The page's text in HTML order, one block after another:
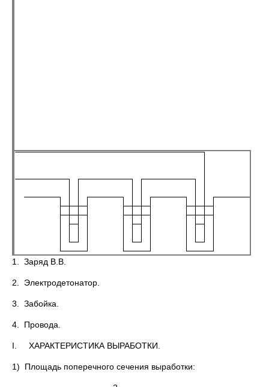
1. Заряд В.В.
2. Электродетонатор.
3. Забойка.
4. Провода.
I. ХАРАКТЕРИСТИКА ВЫРАБОТКИ.
1) Площадь поперечного сечения выработки: